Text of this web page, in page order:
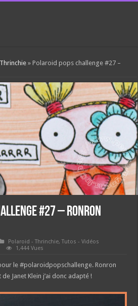
» Polaroid pops challenge #27 –
#27 – Ronron
Polaroid - Thrinchie,Tutos - Vidéos
1,444 Vues
le #polaroidpopschallenge. Ronron
Janet Klein j’ai donc adapté !